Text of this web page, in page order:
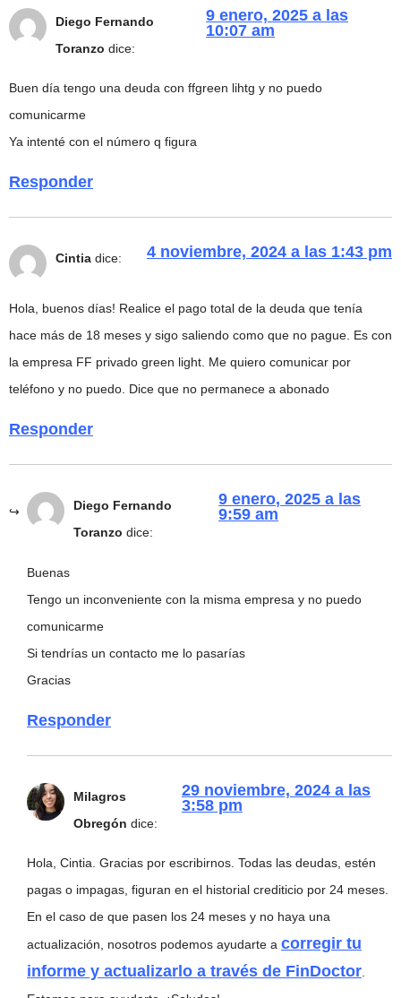
Diego Fernando
Toranzo dice:
9 enero, 2025 a las
10:07 am
Buen día tengo una deuda con ffgreen lihtg y no puedo
comunicarme
Ya intenté con el número q figura
Responder
Cintia dice: 4 noviembre, 2024 a las 1:43 pm
Hola, buenos días! Realice el pago total de la deuda que tenía
hace más de 18 meses y sigo saliendo como que no pague. Es con
la empresa FF privado green light. Me quiero comunicar por
teléfono y no puedo. Dice que no permanece a abonado
Responder
Diego Fernando
Toranzo dice:
9 enero, 2025 a las
9:59 am
Buenas
Tengo un inconveniente con la misma empresa y no puedo
comunicarme
Si tendrías un contacto me lo pasarías
Gracias
Responder
Milagros
Obregón dice:
29 noviembre, 2024 a las
3:58 pm
Hola, Cintia. Gracias por escribirnos. Todas las deudas, estén
pagas o impagas, figuran en el historial crediticio por 24 meses.
En el caso de que pasen los 24 meses y no haya una
actualización, nosotros podemos ayudarte a corregir tu
informe y actualizarlo a través de FinDoctor.